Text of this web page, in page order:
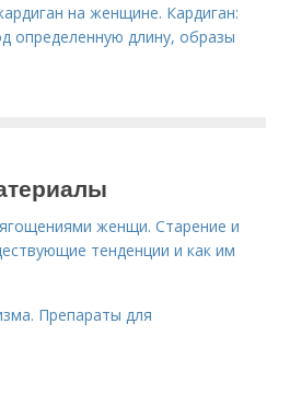
на женщине. Кардиган:
определенную длину, образы
женщи. Старение и
тенденции и как им
Препараты для